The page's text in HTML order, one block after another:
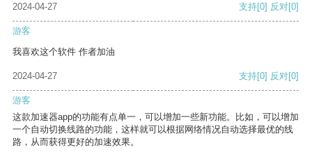
2024-04-27 支持[0] 反对[0]
游客
我喜欢这个软件 作者加油
2024-04-27 支持[0] 反对[0]
游客
这款加速器app的功能有点单一，可以增加一些新功能。比如，可以增加
一个自动切换线路的功能，这样就可以根据网络情况自动选择最优的线
路，从而获得更好的加速效果。